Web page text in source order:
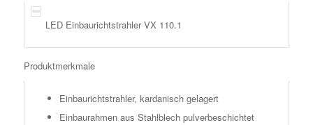
LED Einbaurichtstrahler VX 110.1
Produktmerkmale
Einbaurichtstrahler, kardanisch gelagert
Einbaurahmen aus Stahlblech pulverbeschichtet